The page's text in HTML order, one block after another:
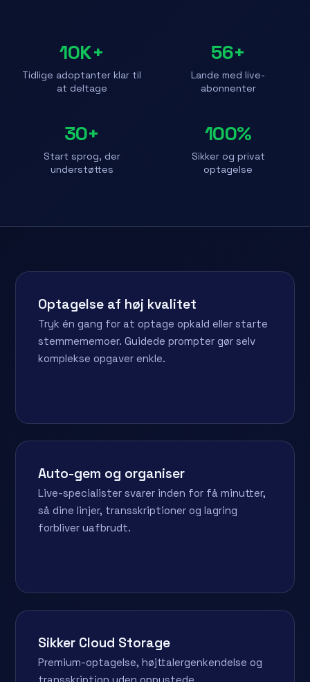
10K+
Tidlige adoptanter klar til
at deltage
56+
Lande med live-
abonnenter
30+
Start sprog, der
understøttes
100%
Sikker og privat
optagelse
Optagelse af høj kvalitet
Tryk én gang for at optage opkald eller starte
stemmememoer. Guidede prompter gør selv
komplekse opgaver enkle.
Auto-gem og organiser
Live-specialister svarer inden for få minutter,
så dine linjer, transskriptioner og lagring
forbliver uafbrudt.
Sikker Cloud Storage
Premium-optagelse, højttalergenkendelse og